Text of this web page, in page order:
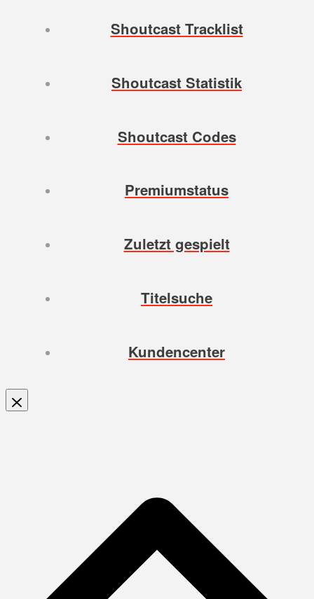
Shoutcast Tracklist
Shoutcast Statistik
Shoutcast Codes
Premiumstatus
Zuletzt gespielt
Titelsuche
Kundencenter